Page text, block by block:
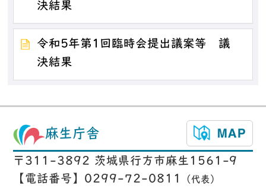
決結果
令和5年第1回臨時会提出議案等 議
決結果
麻生庁舎
〒311-3892 茨城県行方市麻生1561-9
【電話番号】0299-72-0811
（代表）